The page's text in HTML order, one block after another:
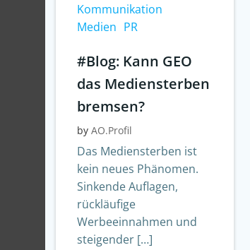
Kommunikation
Medien PR
#Blog: Kann GEO
das Mediensterben
bremsen?
by AO.Profil
Das Mediensterben ist
kein neues Phänomen.
Sinkende Auflagen,
rückläufige
Werbeeinnahmen und
steigender […]